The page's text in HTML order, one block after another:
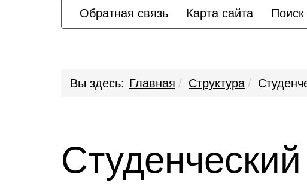
Обратная связь Карта сайта Поиск
Вы здесь: Главная Структура